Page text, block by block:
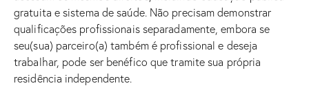
gratuita e sistema de saúde. Não precisam demonstrar
qualificações profissionais separadamente, embora se
seu(sua) parceiro(a) também é profissional e deseja
trabalhar, pode ser benéfico que tramite sua própria
residência independente.